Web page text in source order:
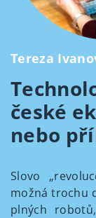
Tereza
české
nebo
Slovo
možná trochu
plných